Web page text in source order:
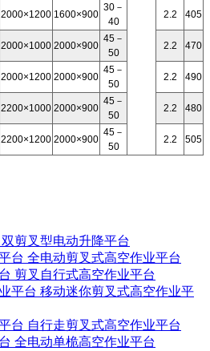
2000×1200 1600×900
30－
40
2.2 405
2000×1000 2000×900
45－
50
2.2 470
2000×1200 2000×900
45－
50
2.2 490
2200×1000 2000×900
45－
50
2.2 480
2200×1200 2000×900
45－
50
2.2 505
双剪叉型电动升降平台
全电动剪叉式高空作业平台
剪叉自行式高空作业平台
移动迷你剪叉式高空作业平
自行走剪叉式高空作业平台
全电动单桅高空作业平台